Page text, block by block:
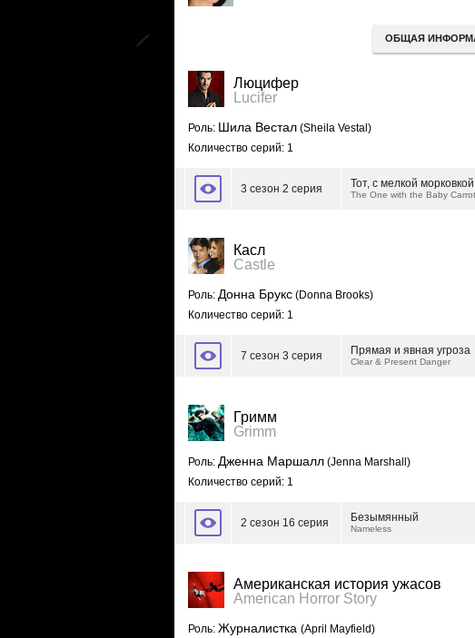
ОБЩАЯ
Люцифер
Lucifer
Роль: Шила Вестал (Sheila Vestal)
Количество серий: 1
3 сезон 2 серия Тот, с мелкой морковкой
The One with the Baby Carrot
Касл
Castle
Роль: Донна Брукс (Donna Brooks)
Количество серий: 1
7 сезон 3 серия Прямая и явная угроза
Clear & Present Danger
Гримм
Grimm
Роль: Дженна Маршалл (Jenna Marshall)
Количество серий: 1
2 сезон 16 серия Безымянный
Nameless
Американская история ужасов
American Horror Story
Роль: Журналистка (April Mayfield)